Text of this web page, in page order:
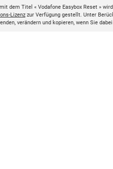
dem Titel « Vodafone Easybox Reset »
Lizenz zur Verfügung gestellt. Unter
verändern und kopieren, wenn Sie dabei